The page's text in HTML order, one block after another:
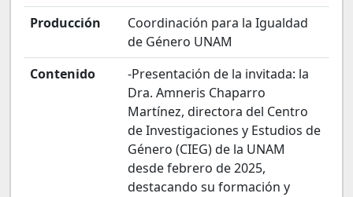
Producción
Coordinación para la Igualdad
de Género UNAM
Contenido
-Presentación de la invitada: la
Dra. Amneris Chaparro
Martínez, directora del Centro
de Investigaciones y Estudios de
Género (CIEG) de la UNAM
desde febrero de 2025,
destacando su formación y